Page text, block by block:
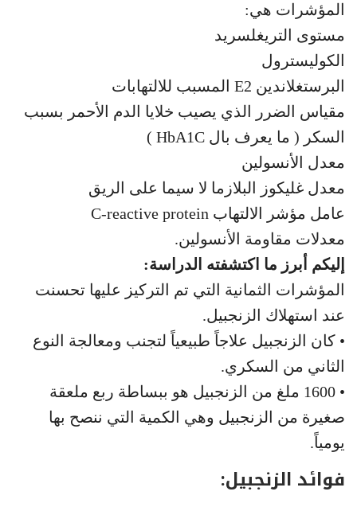
المؤشرات هي:
مستوى التريغلسريد
الكوليسترول
البرستغلاندين E2 المسبب للالتهابات
مقياس الضرر الذي يصيب خلايا الدم الأحمر بسبب
السكر ( ما يعرف بال HbA1C )
معدل الأنسولين
معدل غليكوز البلازما لا سيما على الريق
عامل مؤشر الالتهاب C-reactive protein
معدلات مقاومة الأنسولين.
إليكم أبرز ما اكتشفته الدراسة:
المؤشرات الثمانية التي تم التركيز عليها تحسنت
عند استهلاك الزنجبيل.
• كان الزنجبيل علاجاً طبيعياً لتجنب ومعالجة النوع
الثاني من السكري.
• 1600 ملغ من الزنجبيل هو ببساطة ربع ملعقة
صغيرة من الزنجبيل وهي الكمية التي ننصح بها
يومياً.
فوائد الزنجبيل: